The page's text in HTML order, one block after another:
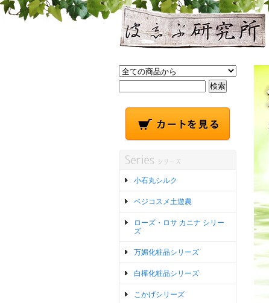
小石丸シルク
ベジコスメ土遊農
ローズ・ロサ カニナ シリー
ズ
万媚化粧品シリーズ
白樺化粧品シリーズ
こかげシリーズ